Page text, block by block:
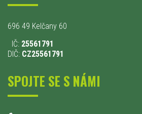
696 49 Kelčany 60
IČ: 25561791
DIČ: CZ25561791
SPOJTE SE S NÁMI